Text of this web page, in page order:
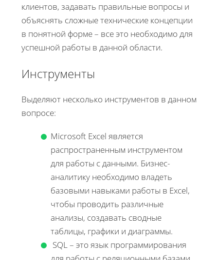
клиентов, задавать правильные вопросы и
объяснять сложные технические концепции
в понятной форме – все это необходимо для
успешной работы в данной области.
Инструменты
Выделяют несколько инструментов в данном
вопросе:
Microsoft Excel является
распространенным инструментом
для работы с данными. Бизнес-
аналитику необходимо владеть
базовыми навыками работы в Excel,
чтобы проводить различные
анализы, создавать сводные
таблицы, графики и диаграммы.
SQL – это язык программирования